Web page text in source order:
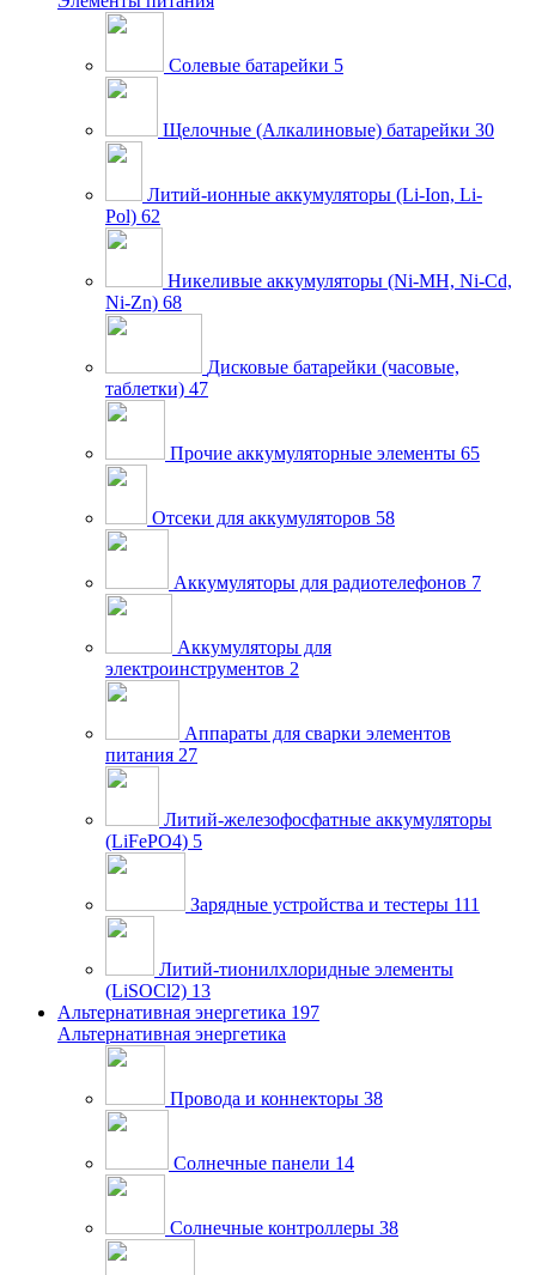
Солевые батарейки 5
Щелочные (Алкалиновые) батарейки 30
Литий-ионные аккумуляторы (Li-Ion, Li-
Pol) 62
Никеливые аккумуляторы (Ni-MH, Ni-Cd,
Ni-Zn) 68
Дисковые батарейки (часовые,
таблетки) 47
Прочие аккумуляторные элементы 65
Отсеки для аккумуляторов 58
Аккумуляторы для радиотелефонов 7
Аккумуляторы для
электроинструментов 2
Аппараты для сварки элементов
питания 27
Литий-железофосфатные аккумуляторы
(LiFePO4) 5
Зарядные устройства и тестеры 111
Литий-тионилхлоридные элементы
(LiSOCl2) 13
Альтернативная энергетика 197
Альтернативная энергетика
Провода и коннекторы 38
Солнечные панели 14
Солнечные контроллеры 38